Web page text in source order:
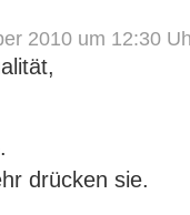
2010 um 12:30
drücken sie.